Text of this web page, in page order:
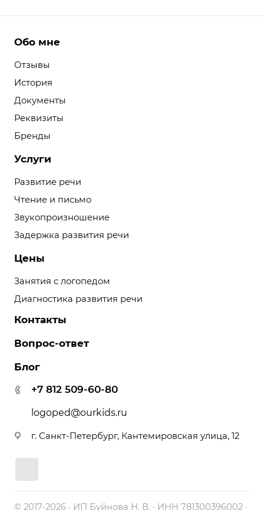
Обо мне
Отзывы
История
Документы
Реквизиты
Бренды
Услуги
Развитие речи
Чтение и письмо
Звукопроизношение
Задержка развития речи
Цены
Занятия с логопедом
Диагностика развития речи
Контакты
Вопрос-ответ
Блог
+7 812 509-60-80
logoped@ourkids.ru
г. Санкт-Петербург, Кантемировская улица, 12
© 2017-2026 · ИП Буйнова Н. В. · ИНН 781300396002 ·